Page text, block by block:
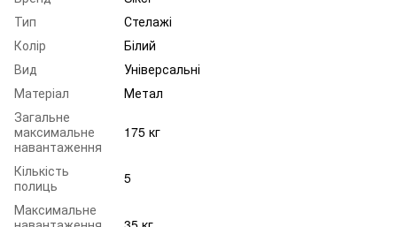
Тип
Стелажі
Колір
Білий
Вид
Універсальні
Матеріал
Метал
Загальне
максимальне
навантаження
175 кг
Кількість
полиць
5
Максимальне